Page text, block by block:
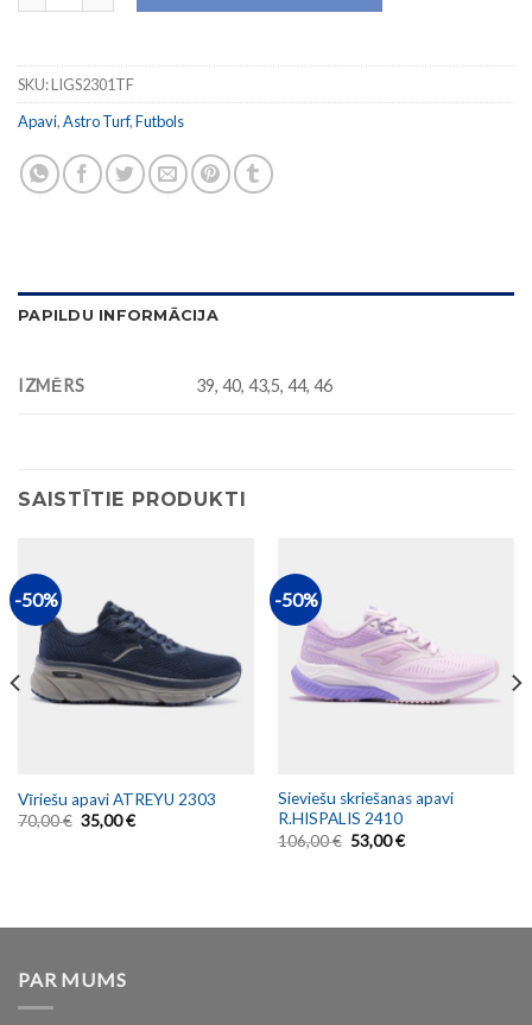
SKU:LIGS2301TF
Apavi,Astro Turf,Futbols
PAPILDU INFORMĀCIJA
IZMĒRS 39, 40, 43,5, 44, 46
SAISTĪTIE PRODUKTI
-50%
Vīriešu apavi ATREYU 2303
70,00€ 35,00€
-50%
Sieviešu skriešanas apavi
R.HISPALIS 2410
106,00€ 53,00€
PAR MUMS